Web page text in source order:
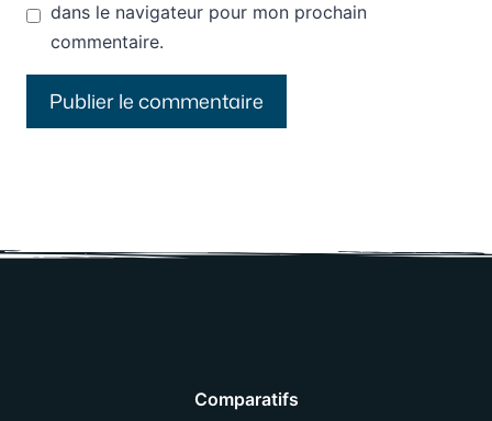
dans le navigateur pour mon prochain
commentaire.
Comparatifs